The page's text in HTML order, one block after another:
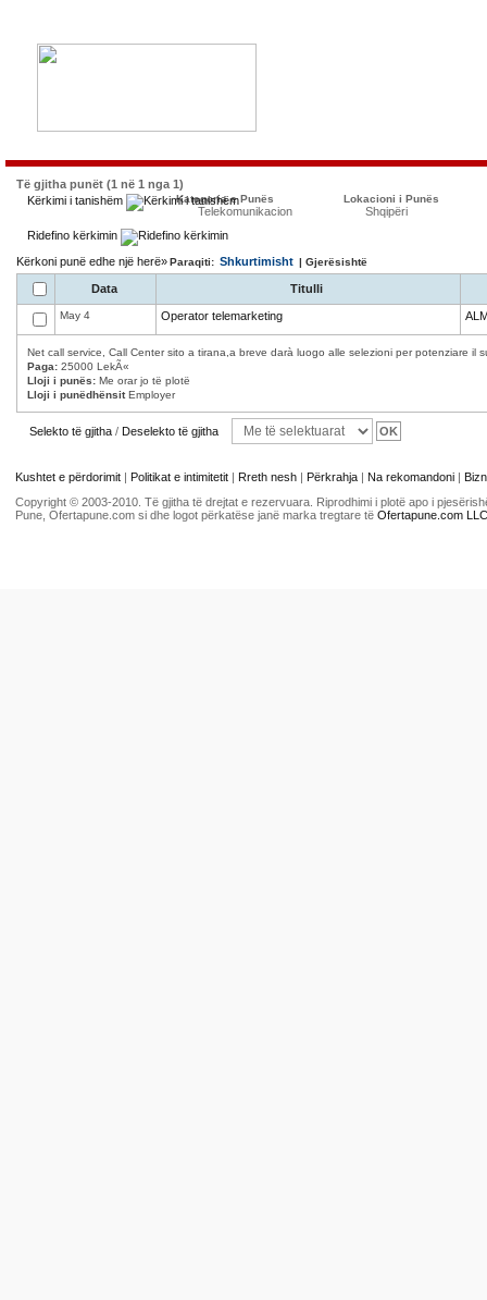
Të gjitha punët (1 në 1 nga 1)
Kërkimi i tanishëm
Kategoria e Punës
Telekomunikacion
Lokacioni i Punës
Shqipëri
Ridefino kërkimin
Kërkoni punë edhe një herë»Paraqiti: Shkurtimisht | Gjerësishtë
Data Titulli
May 4 Operator telemarketing
Net call service, Call Center sito a tirana,a breve darà luogo alle selezioni per potenziare il
Paga: 25000 LekÃ«
Lloji i punës: Me orar jo të plotë
Lloji i punëdhënsitEmployer
Selekto të gjitha / Deselekto të gjitha
Kushtet e përdorimit | Politikat e intimitetit | Rreth nesh | Përkrahja | Na rekomandoni |
Copyright © 2003-2010. Të gjitha të drejtat e rezervuara. Riprodhimi i plotë apo i
Pune, Ofertapune.com si dhe logot përkatëse janë marka tregtare të Ofertapune.com LLC